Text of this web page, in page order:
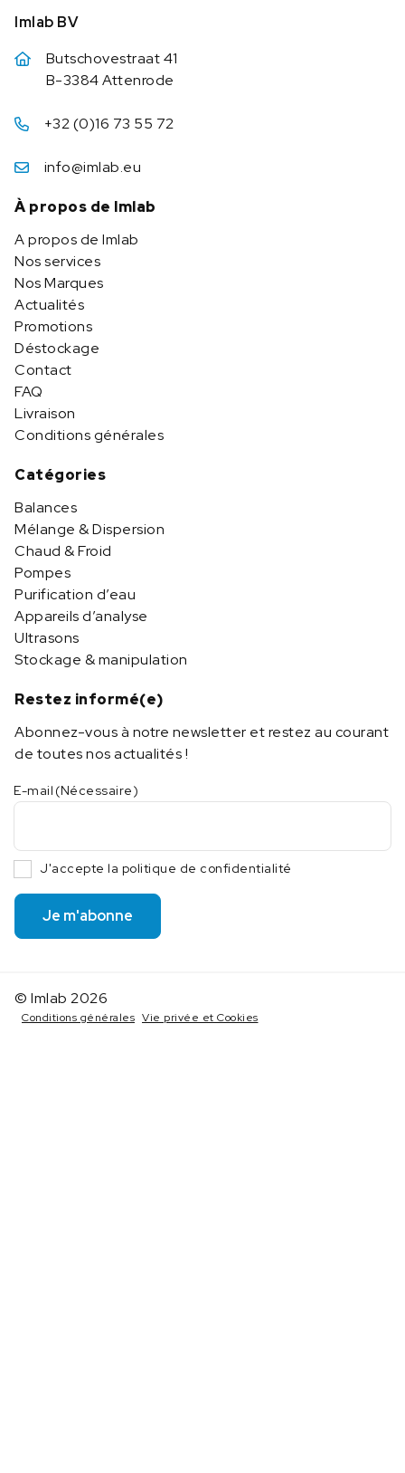
Imlab BV
Butschovestraat 41
B-3384 Attenrode
+32 (0)16 73 55 72
info@imlab.eu
À propos de Imlab
A propos de Imlab
Nos services
Nos Marques
Actualités
Promotions
Déstockage
Contact
FAQ
Livraison
Conditions générales
Catégories
Balances
Mélange & Dispersion
Chaud & Froid
Pompes
Purification d’eau
Appareils d’analyse
Ultrasons
Stockage & manipulation
Restez informé(e)
Abonnez-vous à notre newsletter et restez au courant
de toutes nos actualités !
E-mail (Nécessaire)
J'accepte la politique de confidentialité
Je m'abonne
© Imlab 2026
Conditions générales Vie privée et Cookies